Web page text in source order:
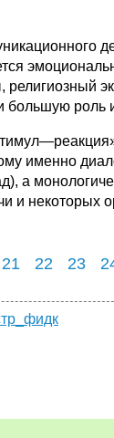
большую роль
именно
а
и некоторых
21 22 23